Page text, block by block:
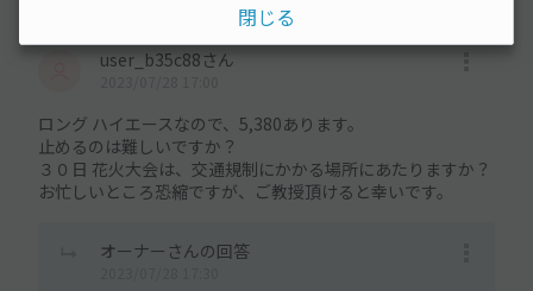
user_b35c88さん
ロング ハイエースなので、5,380あります。
止めるのは難しいですか？
３０日 花火大会は、交通規制にかかる場所にあたりますか？
お忙しいところ恐縮ですが、ご教授頂けると幸いです。
オーナーさんの回答
閉じる